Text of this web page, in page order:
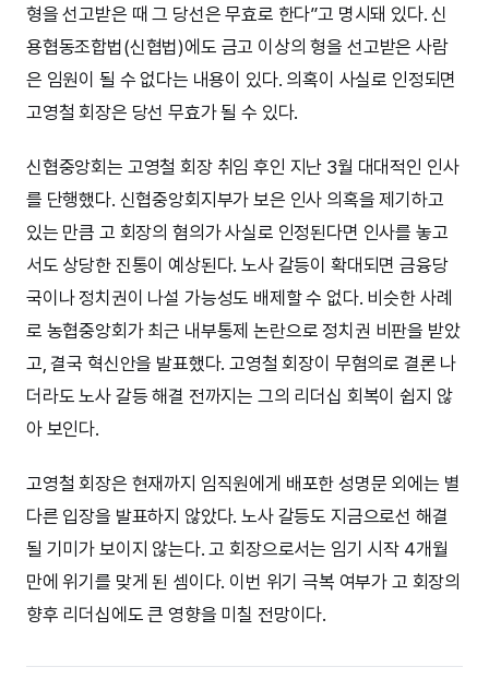
형을 선고받은 때 그 당선은 무효로 한다”고 명시돼 있다. 신
용협동조합법(신협법)에도 금고 이상의 형을 선고받은 사람
은 임원이 될 수 없다는 내용이 있다. 의혹이 사실로 인정되면
고영철 회장은 당선 무효가 될 수 있다.
신협중앙회는 고영철 회장 취임 후인 지난 3월 대대적인 인사
를 단행했다. 신협중앙회지부가 보은 인사 의혹을 제기하고
있는 만큼 고 회장의 혐의가 사실로 인정된다면 인사를 놓고
서도 상당한 진통이 예상된다. 노사 갈등이 확대되면 금융당
국이나 정치권이 나설 가능성도 배제할 수 없다. 비슷한 사례
로 농협중앙회가 최근 내부통제 논란으로 정치권 비판을 받았
고, 결국 혁신안을 발표했다. 고영철 회장이 무혐의로 결론 나
더라도 노사 갈등 해결 전까지는 그의 리더십 회복이 쉽지 않
아 보인다.
고영철 회장은 현재까지 임직원에게 배포한 성명문 외에는 별
다른 입장을 발표하지 않았다. 노사 갈등도 지금으로선 해결
될 기미가 보이지 않는다. 고 회장으로서는 임기 시작 4개월
만에 위기를 맞게 된 셈이다. 이번 위기 극복 여부가 고 회장의
향후 리더십에도 큰 영향을 미칠 전망이다.